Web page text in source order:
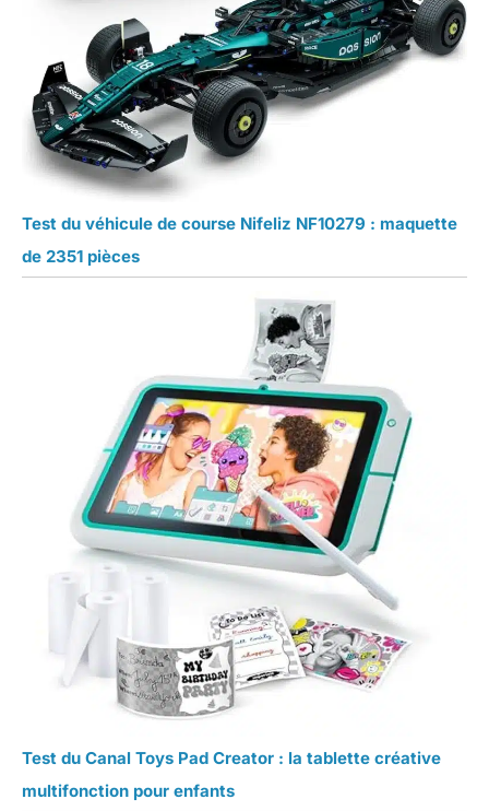
Test du véhicule de course Nifeliz NF10279 : maquette
de 2351 pièces
Test du Canal Toys Pad Creator : la tablette créative
multifonction pour enfants